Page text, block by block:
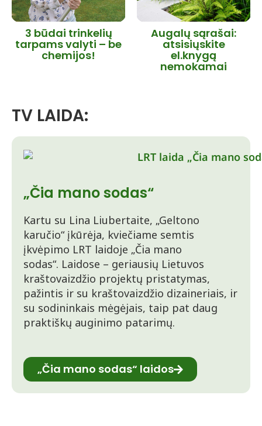
3 būdai trinkelių
tarpams valyti – be
chemijos!
Augalų sąrašai:
atsisiųskite
el.knygą
nemokamai
TV LAIDA:
„Čia mano sodas“
Kartu su Lina Liubertaite, „Geltono
karučio“ įkūrėja, kviečiame semtis
įkvėpimo LRT laidoje „Čia mano
sodas“. Laidose – geriausių Lietuvos
kraštovaizdžio projektų pristatymas,
pažintis ir su kraštovaizdžio dizaineriais, ir
su sodininkais mėgėjais, taip pat daug
praktiškų auginimo patarimų.
„Čia mano sodas“ laidos